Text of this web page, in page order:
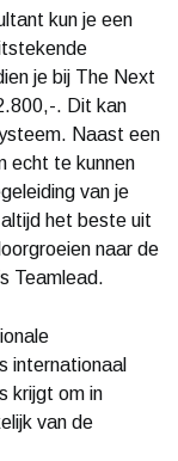
kun je een
je bij The Next
. Dit kan
Naast een
echt te kunnen
van je
het beste uit
naar de
Teamlead.
internationaal
krijgt om in
van de